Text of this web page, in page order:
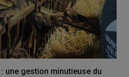
une gestion minutieuse du